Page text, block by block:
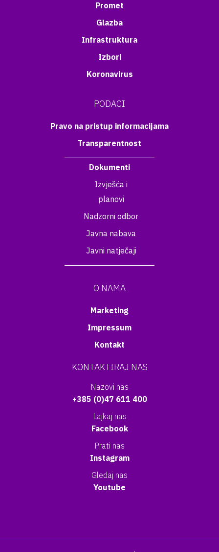
Promet
Glazba
Infrastruktura
Izbori
Koronavirus
PODACI
Pravo na pristup informacijama
Transparentnost
Dokumenti
Izvješća i
planovi
Nadzorni odbor
Javna nabava
Javni natječaji
O NAMA
Marketing
Impressum
Kontakt
KONTAKTIRAJ NAS
Nazovi nas
+385 (0)47 611 400
Lajkaj nas
Facebook
Prati nas
Instagram
Gledaj nas
Youtube